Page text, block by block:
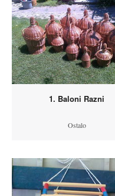
1. Baloni Razni
Ostalo